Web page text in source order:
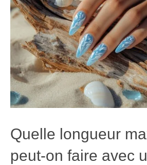
Quelle longueur
peut-on faire avec